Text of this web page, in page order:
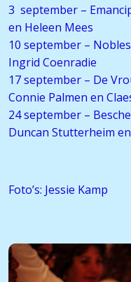
3 september –
en Heleen Mees
10 september –
Ingrid Coenradie
17 september – De
Connie Palmen en
24 september –
Duncan Stutterheim
Foto’s: Jessie Kamp